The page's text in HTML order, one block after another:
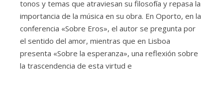
tonos y temas que atraviesan su filosofía y repasa la
importancia de la música en su obra. En Oporto, en la
conferencia «Sobre Eros», el autor se pregunta por
el sentido del amor, mientras que en Lisboa
presenta «Sobre la esperanza», una reflexión sobre
la trascendencia de esta virtud e